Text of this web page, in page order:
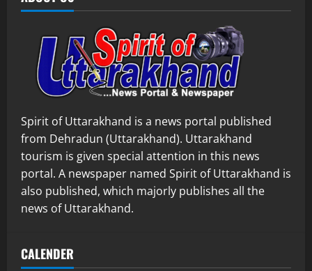
Spirit of Uttarakhand is a news portal published
from Dehradun (Uttarakhand). Uttarakhand
tourism is given special attention in this news
portal. A newspaper named Spirit of Uttarakhand is
also published, which majorly publishes all the
news of Uttarakhand.
CALENDER